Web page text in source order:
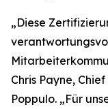
„Diese
Chris Payne,
Poppulo. „Für